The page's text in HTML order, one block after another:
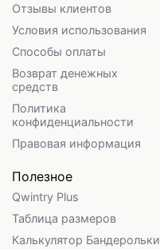
Отзывы клиентов
Условия использования
Способы оплаты
Возврат денежных
средств
Политика
конфиденциальности
Правовая информация
Полезное
Qwintry Plus
Таблица размеров
Калькулятор Бандерольки